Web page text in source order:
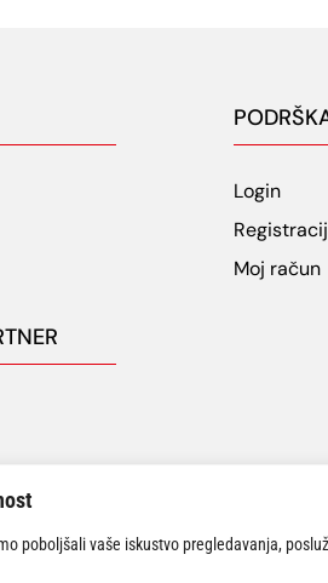
poboljšali vaše iskustvo pregledavanja,
Login
Moj račun
“Trgovine za dom” 2026 | Sva prava